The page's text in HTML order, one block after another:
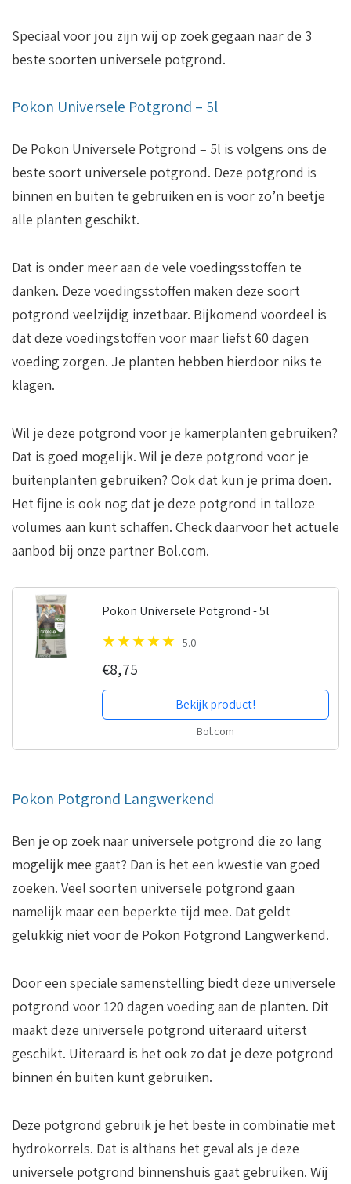
Speciaal voor jou zijn wij op zoek gegaan naar de 3
beste soorten universele potgrond.
Pokon Universele Potgrond – 5l
De Pokon Universele Potgrond – 5l is volgens ons de
beste soort universele potgrond. Deze potgrond is
binnen en buiten te gebruiken en is voor zo’n beetje
alle planten geschikt.
Dat is onder meer aan de vele voedingsstoffen te
danken. Deze voedingsstoffen maken deze soort
potgrond veelzijdig inzetbaar. Bijkomend voordeel is
dat deze voedingstoffen voor maar liefst 60 dagen
voeding zorgen. Je planten hebben hierdoor niks te
klagen.
Wil je deze potgrond voor je kamerplanten gebruiken?
Dat is goed mogelijk. Wil je deze potgrond voor je
buitenplanten gebruiken? Ook dat kun je prima doen.
Het fijne is ook nog dat je deze potgrond in talloze
volumes aan kunt schaffen. Check daarvoor het actuele
aanbod bij onze partner Bol.com.
Pokon Universele Potgrond - 5l
5.0
€8,75
Bekijk product!
Bol.com
Pokon Potgrond Langwerkend
Ben je op zoek naar universele potgrond die zo lang
mogelijk mee gaat? Dan is het een kwestie van goed
zoeken. Veel soorten universele potgrond gaan
namelijk maar een beperkte tijd mee. Dat geldt
gelukkig niet voor de Pokon Potgrond Langwerkend.
Door een speciale samenstelling biedt deze universele
potgrond voor 120 dagen voeding aan de planten. Dit
maakt deze universele potgrond uiteraard uiterst
geschikt. Uiteraard is het ook zo dat je deze potgrond
binnen én buiten kunt gebruiken.
Deze potgrond gebruik je het beste in combinatie met
hydrokorrels. Dat is althans het geval als je deze
universele potgrond binnenshuis gaat gebruiken. Wij